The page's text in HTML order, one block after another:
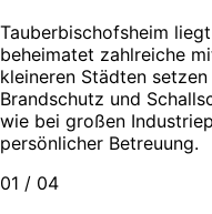
Tauberbischofsheim
beheimatet zahlreiche
kleineren Städten
Brandschutz und
wie bei großen
persönlicher Betreuung.
01 / 04